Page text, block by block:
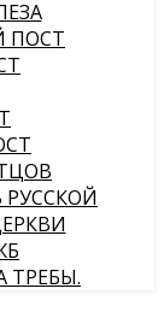
ПОСТ
ТРЕБЫ.